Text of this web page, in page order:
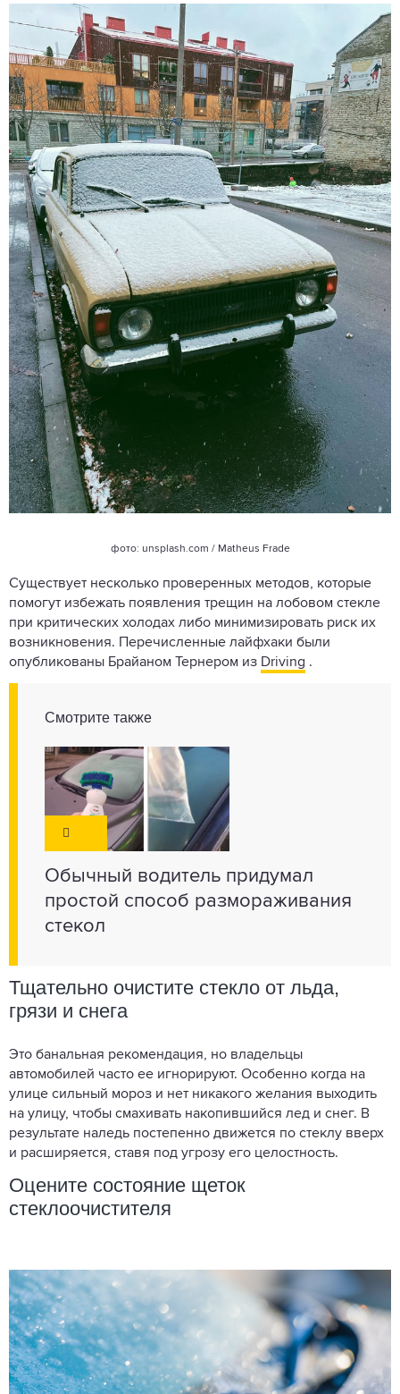
фото: unsplash.com / Matheus Frade
Существует несколько проверенных методов, которые
помогут избежать появления трещин на лобовом стекле
при критических холодах либо минимизировать риск их
возникновения. Перечисленные лайфхаки были
опубликованы Брайаном Тернером из Driving .
Смотрите также
Обычный водитель придумал
простой способ размораживания
стекол
Тщательно очистите стекло от льда,
грязи и снега
Это банальная рекомендация, но владельцы
автомобилей часто ее игнорируют. Особенно когда на
улице сильный мороз и нет никакого желания выходить
на улицу, чтобы смахивать накопившийся лед и снег. В
результате наледь постепенно движется по стеклу вверх
и расширяется, ставя под угрозу его целостность.
Оцените состояние щеток
стеклоочистителя